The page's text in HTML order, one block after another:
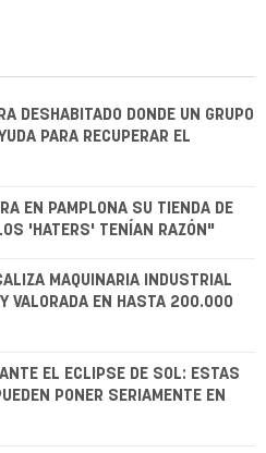
DESHABITADO DONDE UN GRUPO
PARA RECUPERAR EL
EN PAMPLONA SU TIENDA DE
'HATERS' TENÍAN RAZÓN"
MAQUINARIA INDUSTRIAL
Y VALORADA EN HASTA 200.000
EL ECLIPSE DE SOL: ESTAS
PONER SERIAMENTE EN